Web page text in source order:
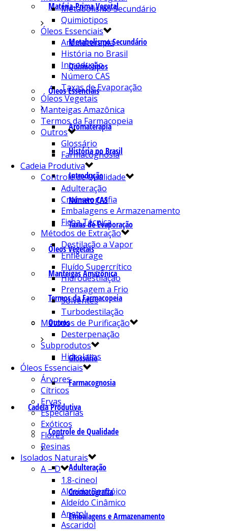
Matéria-Prima Vegetal
Metabolismo Secundário
Quimiotipos
Óleos Essenciais
Aromaterapia
História no Brasil
Introdução
Número CAS
Taxas de Evaporação
Óleos Vegetais
Manteigas Amazônica
Termos da Farmacopeia
Outros
Glossário
Farmacognosia
Cadeia Produtiva
Controle de Qualidade
Adulteração
Cromatografia
Embalagens e Armazenamento
Metabolismo Secundário
Quimiotipos
Óleos Essenciais
Aromaterapia
História no Brasil
Introdução
Número CAS
Taxas de Evaporação
Óleos Vegetais
Manteigas Amazônica
Termos da Farmacopeia
Outros
Glossário
Farmacognosia
Cadeia Produtiva
Controle de Qualidade
Adulteração
Cromatografia
Embalagens e Armazenamento
Ficha Técnica
Métodos de Extração
Destilação a Vapor
Enfleurage
Fluído Supercrítico
Hidrodestilação
Prensagem a Frio
Solventes
Turbodestilação
Métodos de Purificação
Desterpenação
Subprodutos
Hidrolatos
Óleos Essenciais
Árvores
Cítricos
Ervas
Especiarias
Exóticos
Flores
Resinas
Isolados Naturais
A – D
1.8-cineol
Aldeído Benzóico
Aldeído Cinâmico
Anetol
Ascaridol